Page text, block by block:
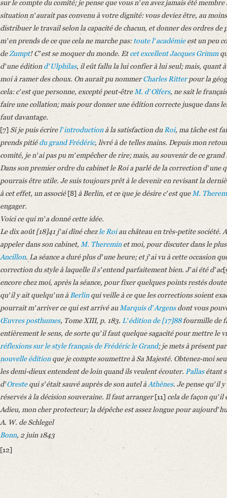
sur le compte du comité; je pense que vous nʼen avez jamais été
situation nʼaurait pas convenu à votre dignité: vous deviez être, au
distribuer le travail selon la capacité de chacun, et donner des ordres de
mʼen prends de ce que cela ne marche pas:toute lʼacadémieest un peu
deZumpt! Cʼest se moquer du monde. Etcet excellent Jacques Grimm
dʼune éditiondʼUlphilas, il eût fallu la lui confier à lui seul; mais, quant
moi à ramer des choux. On aurait pu nommerCharles Ritterpour la
cela: cʼest que personne, excepté peut-être M. dʼOlfers, ne sait le
faire une collation; mais pour donner une édition correcte jusque dans
faut davantage.
[7] Si je puis écrirelʼintroductionà la satisfaction du Roi, ma tâche est
prends pitiédu grand Frédéric, livré à de telles mains. Depuis mon
comité, je nʼai pas pu mʼempêcher de rire; mais, au souvenir de ce
Dans son premier ordre du cabinet le Roi a parlé de la correction dʼune
pourrais être utile. Je suis toujours prêt à le devenir en revisant la
à cet effet, un associé[8] à Berlin, et ce que je désire cʼest que M.
engager.
Voici ce qui mʼa donné cette idée.
Le dix août [18]41 jʼai dîné chezle Roiau château en très-petite société.
appeler dans son cabinet, M. Thereminet moi, pour discuter dans le
Ancillon. La séance a duré plus dʼune heure; et jʼai vu à cette occasion
correction du style à laquelle il sʼentend parfaitement bien. Jʼai été dʼac
encore chez moi, après la séance, pour fixer quelques points restés
quʼil y ait quelquʼun à Berlinqui veille à ce que les corrections soient
pourrait mʼarriver ce qui est arrivé au Marquis dʼArgensdont vous
Œuvres posthumes, Tome XIII, p. 183. Lʼédition de [17]88fourmille de
entièrement le sens, de sorte quʼil faut quelque sagacité pour mettre le
réflexions sur le style français de Frédéric le Grand; je mets à présent
nouvelle éditionque je compte soumettre à Sa Majesté. Obtenez-moi
les demi-dieux entendent de loin quand ils veulent écouter. Pallasétant
dʼOrestequi sʼétait sauvé auprès de son autel à Athènes. Je pense quʼil
réservés à la décision souveraine. Il faut arranger[11] cela de façon
Adieu, mon cher protecteur; la dépêche est assez longue pour
A. W. de Schlegel
Bonn, 2 juin 1843
[12]